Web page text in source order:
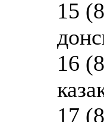
15
16
17